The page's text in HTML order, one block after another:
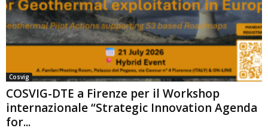
Cosvig
COSVIG-DTE a Firenze per il Workshop
internazionale “Strategic Innovation Agenda
for...